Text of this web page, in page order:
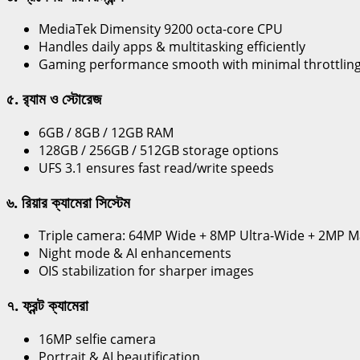
MediaTek Dimensity 9200 octa-core CPU
Handles daily apps & multitasking efficiently
Gaming performance smooth with minimal
৫. র‍্যাম ও স্টোরেজ
6GB / 8GB / 12GB RAM
128GB / 256GB / 512GB storage options
UFS 3.1 ensures fast read/write speeds
৬. রিয়ার ক্যামেরা সিস্টেম
Triple camera: 64MP Wide + 8MP Ultra-Wide + 2MP
Night mode & AI enhancements
OIS stabilization for sharper images
৭. ফ্রন্ট ক্যামেরা
16MP selfie camera